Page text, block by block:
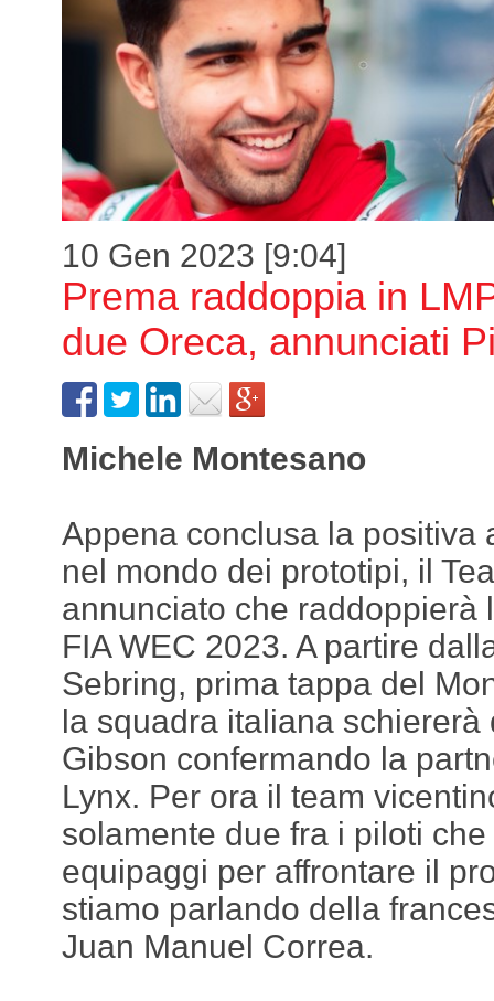
10 Gen 2023 [9:04]
Prema raddoppia in
due Oreca, annunciati
Michele Montesano
Appena conclusa la positiva
nel mondo dei prototipi, il
annunciato che raddoppierà
FIA WEC 2023. A partire
Sebring, prima tappa del
la squadra italiana schiererà
Gibson confermando la
Lynx. Per ora il team
solamente due fra i piloti
equipaggi per affrontare il
stiamo parlando della
Juan Manuel Correa.